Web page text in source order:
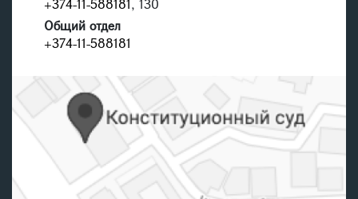
+374-11-588181, 130
Общий отдел
+374-11-588181